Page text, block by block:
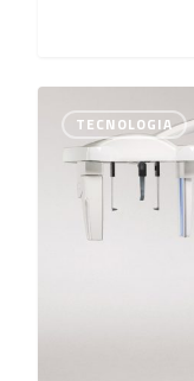
TECNOLOGIA